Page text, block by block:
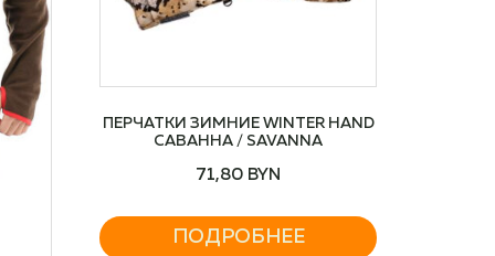
ПЕРЧАТКИ ЗИМНИЕ WINTER HAND
САВАННА / SAVANNA
71,80 BYN
ПОДРОБНЕЕ